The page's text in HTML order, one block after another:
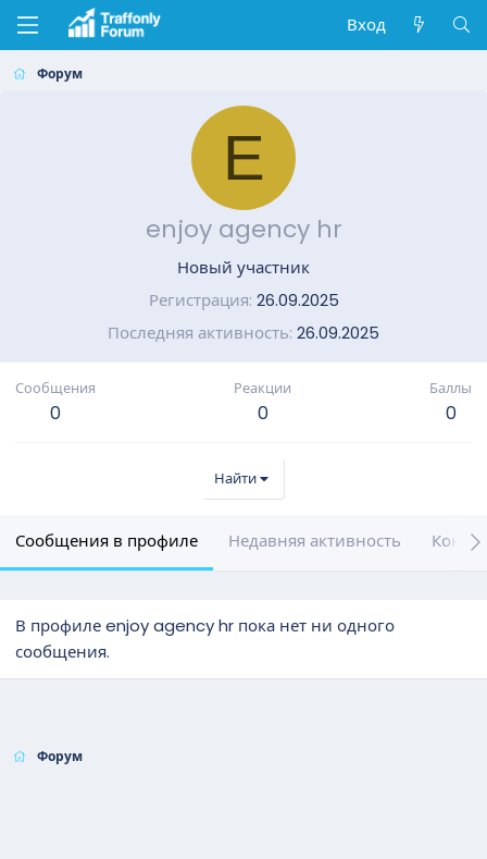
Вход
Форум
E
enjoy agency hr
Новый участник
Регистрация 26.09.2025
Последняя активность 26.09.2025
Сообщения
0
Реакции
0
Баллы
0
Найти
Сообщения в профиле Недавняя активность
В профиле enjoy agency hr пока нет ни одного
сообщения.
Форум